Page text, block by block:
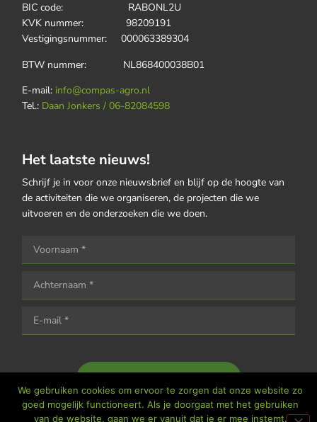
BIC code: RABONL2U
KVK nummer: 98209191
Vestigingsnummer: 000063389304
BTW nummer: NL868400038B01
E-mail: info@compas-agro.nl
Tel.: Daan Jonkers / 06-82084598
Het laatste nieuws!
Schrijf je in voor onze nieuwsbrief en blijf op de hoogte van
de activiteiten die we organiseren, de projecten die we
uitvoeren en de onderzoeken die we doen.
We gebruiken cookies om ervoor te zorgen dat onze website zo
goed mogelijk functioneert. Als je doorgaat met het gebruiken
van de website, gaan we er vanuit dat je er mee instemt.